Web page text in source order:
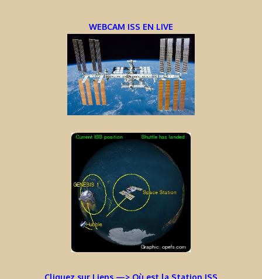
WEBCAM ISS EN LIVE
Cliquez sur Liens —> Où est la Station ISS